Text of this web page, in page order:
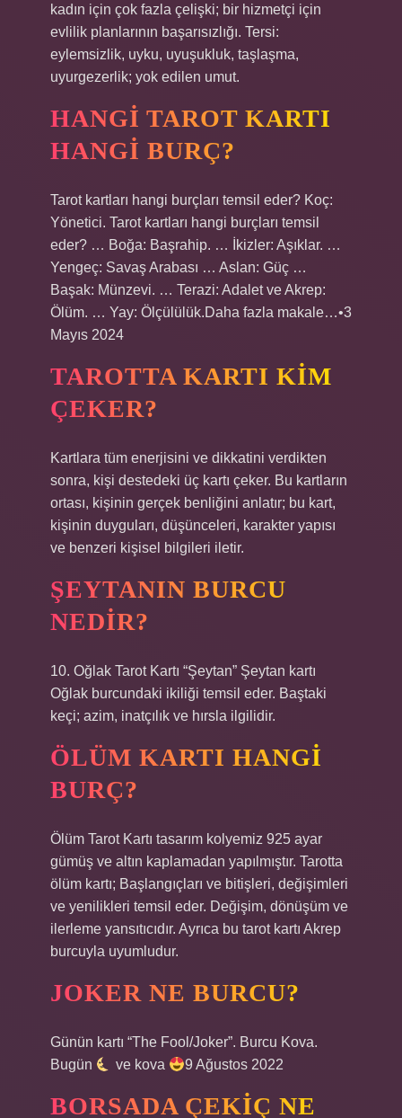
kadın için çok fazla çelişki; bir hizmetçi için
evlilik planlarının başarısızlığı. Tersi:
eylemsizlik, uyku, uyuşukluk, taşlaşma,
uyurgezerlik; yok edilen umut.
HANGI TAROT KARTI
HANGI BURÇ?
Tarot kartları hangi burçları temsil eder? Koç:
Yönetici. Tarot kartları hangi burçları temsil
eder? … Boğa: Başrahip. … İkizler: Aşıklar. …
Yengeç: Savaş Arabası … Aslan: Güç …
Başak: Münzevi. … Terazi: Adalet ve Akrep:
Ölüm. … Yay: Ölçülülük.Daha fazla makale…•3
Mayıs 2024
TAROTTA KARTI KIM
ÇEKER?
Kartlara tüm enerjisini ve dikkatini verdikten
sonra, kişi destedeki üç kartı çeker. Bu kartların
ortası, kişinin gerçek benliğini anlatır; bu kart,
kişinin duyguları, düşünceleri, karakter yapısı
ve benzeri kişisel bilgileri iletir.
ŞEYTANIN BURCU
NEDIR?
10. Oğlak Tarot Kartı “Şeytan” Şeytan kartı
Oğlak burcundaki ikiliği temsil eder. Baştaki
keçi; azim, inatçılık ve hırsla ilgilidir.
ÖLÜM KARTI HANGI
BURÇ?
Ölüm Tarot Kartı tasarım kolyemiz 925 ayar
gümüş ve altın kaplamadan yapılmıştır. Tarotta
ölüm kartı; Başlangıçları ve bitişleri, değişimleri
ve yenilikleri temsil eder. Değişim, dönüşüm ve
ilerleme yansıtıcıdır. Ayrıca bu tarot kartı Akrep
burcuyla uyumludur.
JOKER NE BURCU?
Günün kartı “The Fool/Joker”. Burcu Kova.
Bugün
ve kova 9 Ağustos 2022
BORSADA ÇEKIÇ NE